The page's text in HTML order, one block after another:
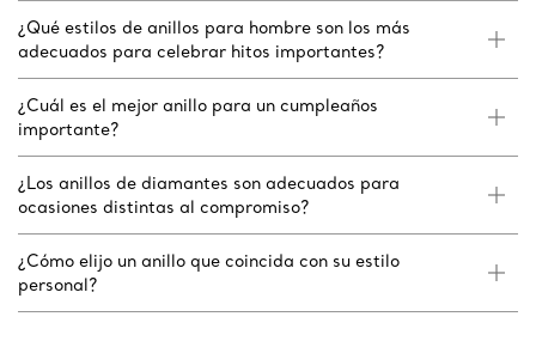
¿Qué estilos de anillos para hombre son los más
adecuados para celebrar hitos importantes?
¿Cuál es el mejor anillo para un cumpleaños
importante?
¿Los anillos de diamantes son adecuados para
ocasiones distintas al compromiso?
¿Cómo elijo un anillo que coincida con su estilo
personal?